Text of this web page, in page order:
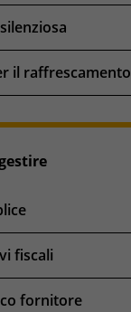
il raffrescamento
fiscali
fornitore